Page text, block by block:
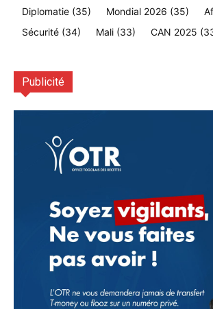
Diplomatie (35) Mondial 2026 (35)
Sécurité (34) Mali (33) CAN 2025
Publicité